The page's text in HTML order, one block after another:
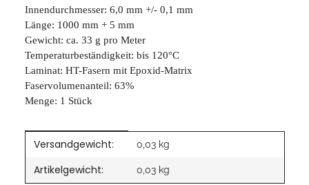
Innendurchmesser: 6,0 mm +/- 0,1 mm
Länge: 1000 mm + 5 mm
Gewicht: ca. 33 g pro Meter
Temperaturbeständigkeit: bis 120°C
Laminat: HT-Fasern mit Epoxid-Matrix
Faservolumenanteil: 63%
Menge: 1 Stück
Produkteigenschaft
Wert
Versandgewicht: 0,03 kg
Artikelgewicht: 0,03 kg